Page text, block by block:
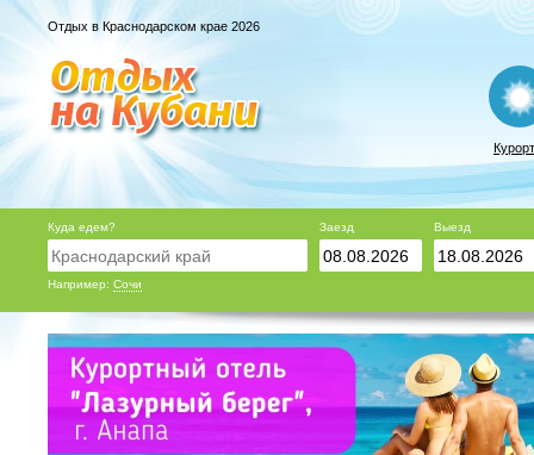
Отдых в Краснодарском крае 2026
Куда едем?
Например: Сочи
Заезд Выезд